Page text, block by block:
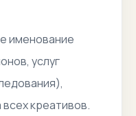
именование
услуг
креативов.